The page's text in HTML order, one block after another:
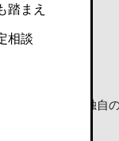
ベースを元に独自
踏まえ
相談